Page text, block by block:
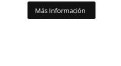
Más Información